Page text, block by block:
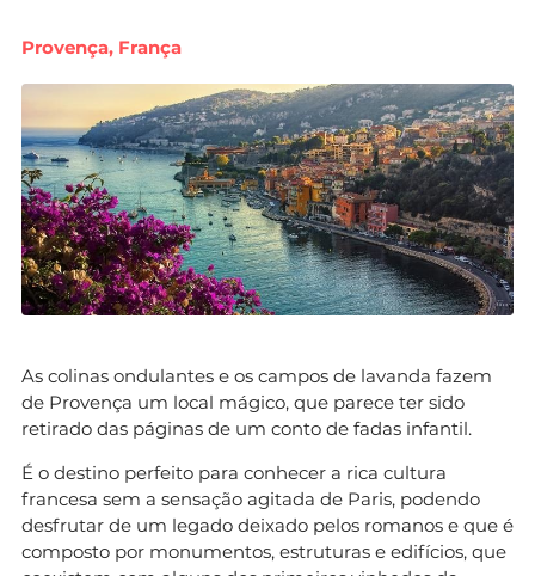
Provença, França
As colinas ondulantes e os campos de lavanda fazem
de Provença um local mágico, que parece ter sido
retirado das páginas de um conto de fadas infantil.
É o destino perfeito para conhecer a rica cultura
francesa sem a sensação agitada de Paris, podendo
desfrutar de um legado deixado pelos romanos e que é
composto por monumentos, estruturas e edifícios, que